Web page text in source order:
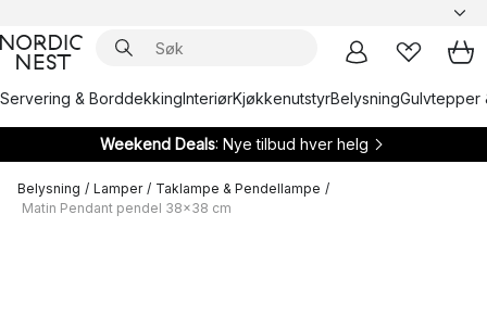
Servering & BorddekkingInteriørKjøkkenutstyrBelysningGulvtepper
Weekend Deals: Nye tilbud hver helg
Belysning / Lamper / Taklampe & Pendellampe /
Matin Pendant pendel 38x38 cm